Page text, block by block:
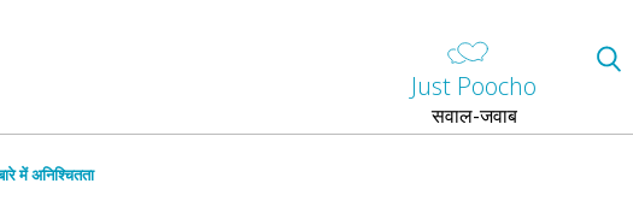
Just Poocho
सवाल-जवाब
में अनिश्चितता